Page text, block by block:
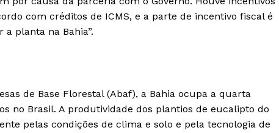
com créditos de ICMS, e a parte de incentivo fiscal é
planta na Bahia”.
de Base Florestal (Abaf), a Bahia ocupa a quarta
no Brasil. A produtividade dos plantios de eucalipto do
pelas condições de clima e solo e pela tecnologia de